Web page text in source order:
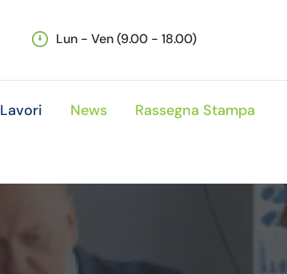
Lun - Ven (9.00 - 18.00)
Lavori News Rassegna Stampa